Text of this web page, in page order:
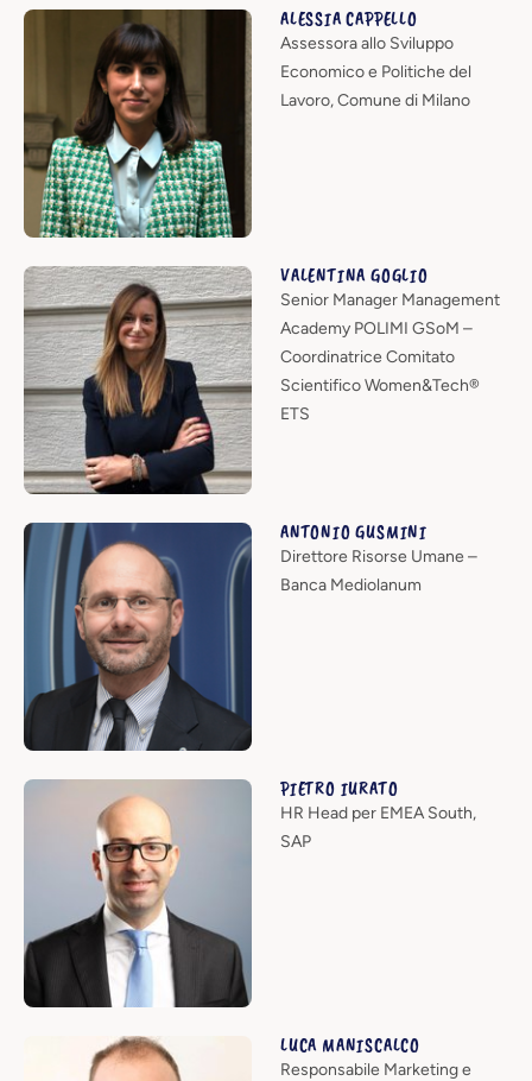
ALESSIA CAPPELLO
Assessora allo Sviluppo
Economico e Politiche del
Lavoro, Comune di Milano
VALENTINA GOGLIO
Senior Manager Management
Academy POLIMI GSoM –
Coordinatrice Comitato
Scientifico Women&Tech®
ETS
ANTONIO GUSMINI
Direttore Risorse Umane –
Banca Mediolanum
PIETRO IURATO
HR Head per EMEA South,
SAP
LUCA MANISCALCO
Responsabile Marketing e